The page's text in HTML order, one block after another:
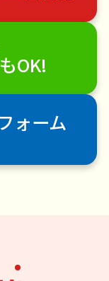
OK!
ォーム